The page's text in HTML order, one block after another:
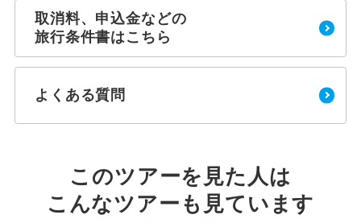
取消料、申込金などの
旅行条件書はこちら
よくある質問
このツアーを見た人は
こんなツアーも見ています